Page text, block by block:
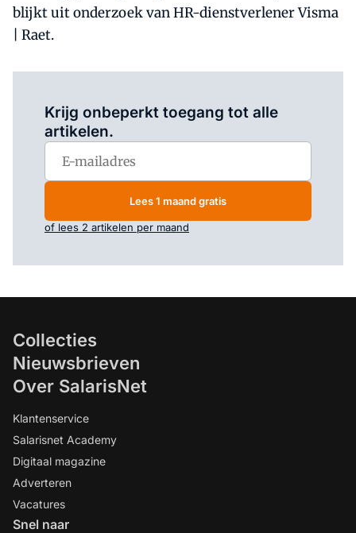
blijkt uit onderzoek van HR-dienstverlener Visma
| Raet.
Krijg onbeperkt toegang tot alle
artikelen.
Lees 1 maand gratis
of lees 2 artikelen per maand
Collecties
Nieuwsbrieven
Over SalarisNet
Klantenservice
Salarisnet Academy
Digitaal magazine
Adverteren
Vacatures
Snel naar